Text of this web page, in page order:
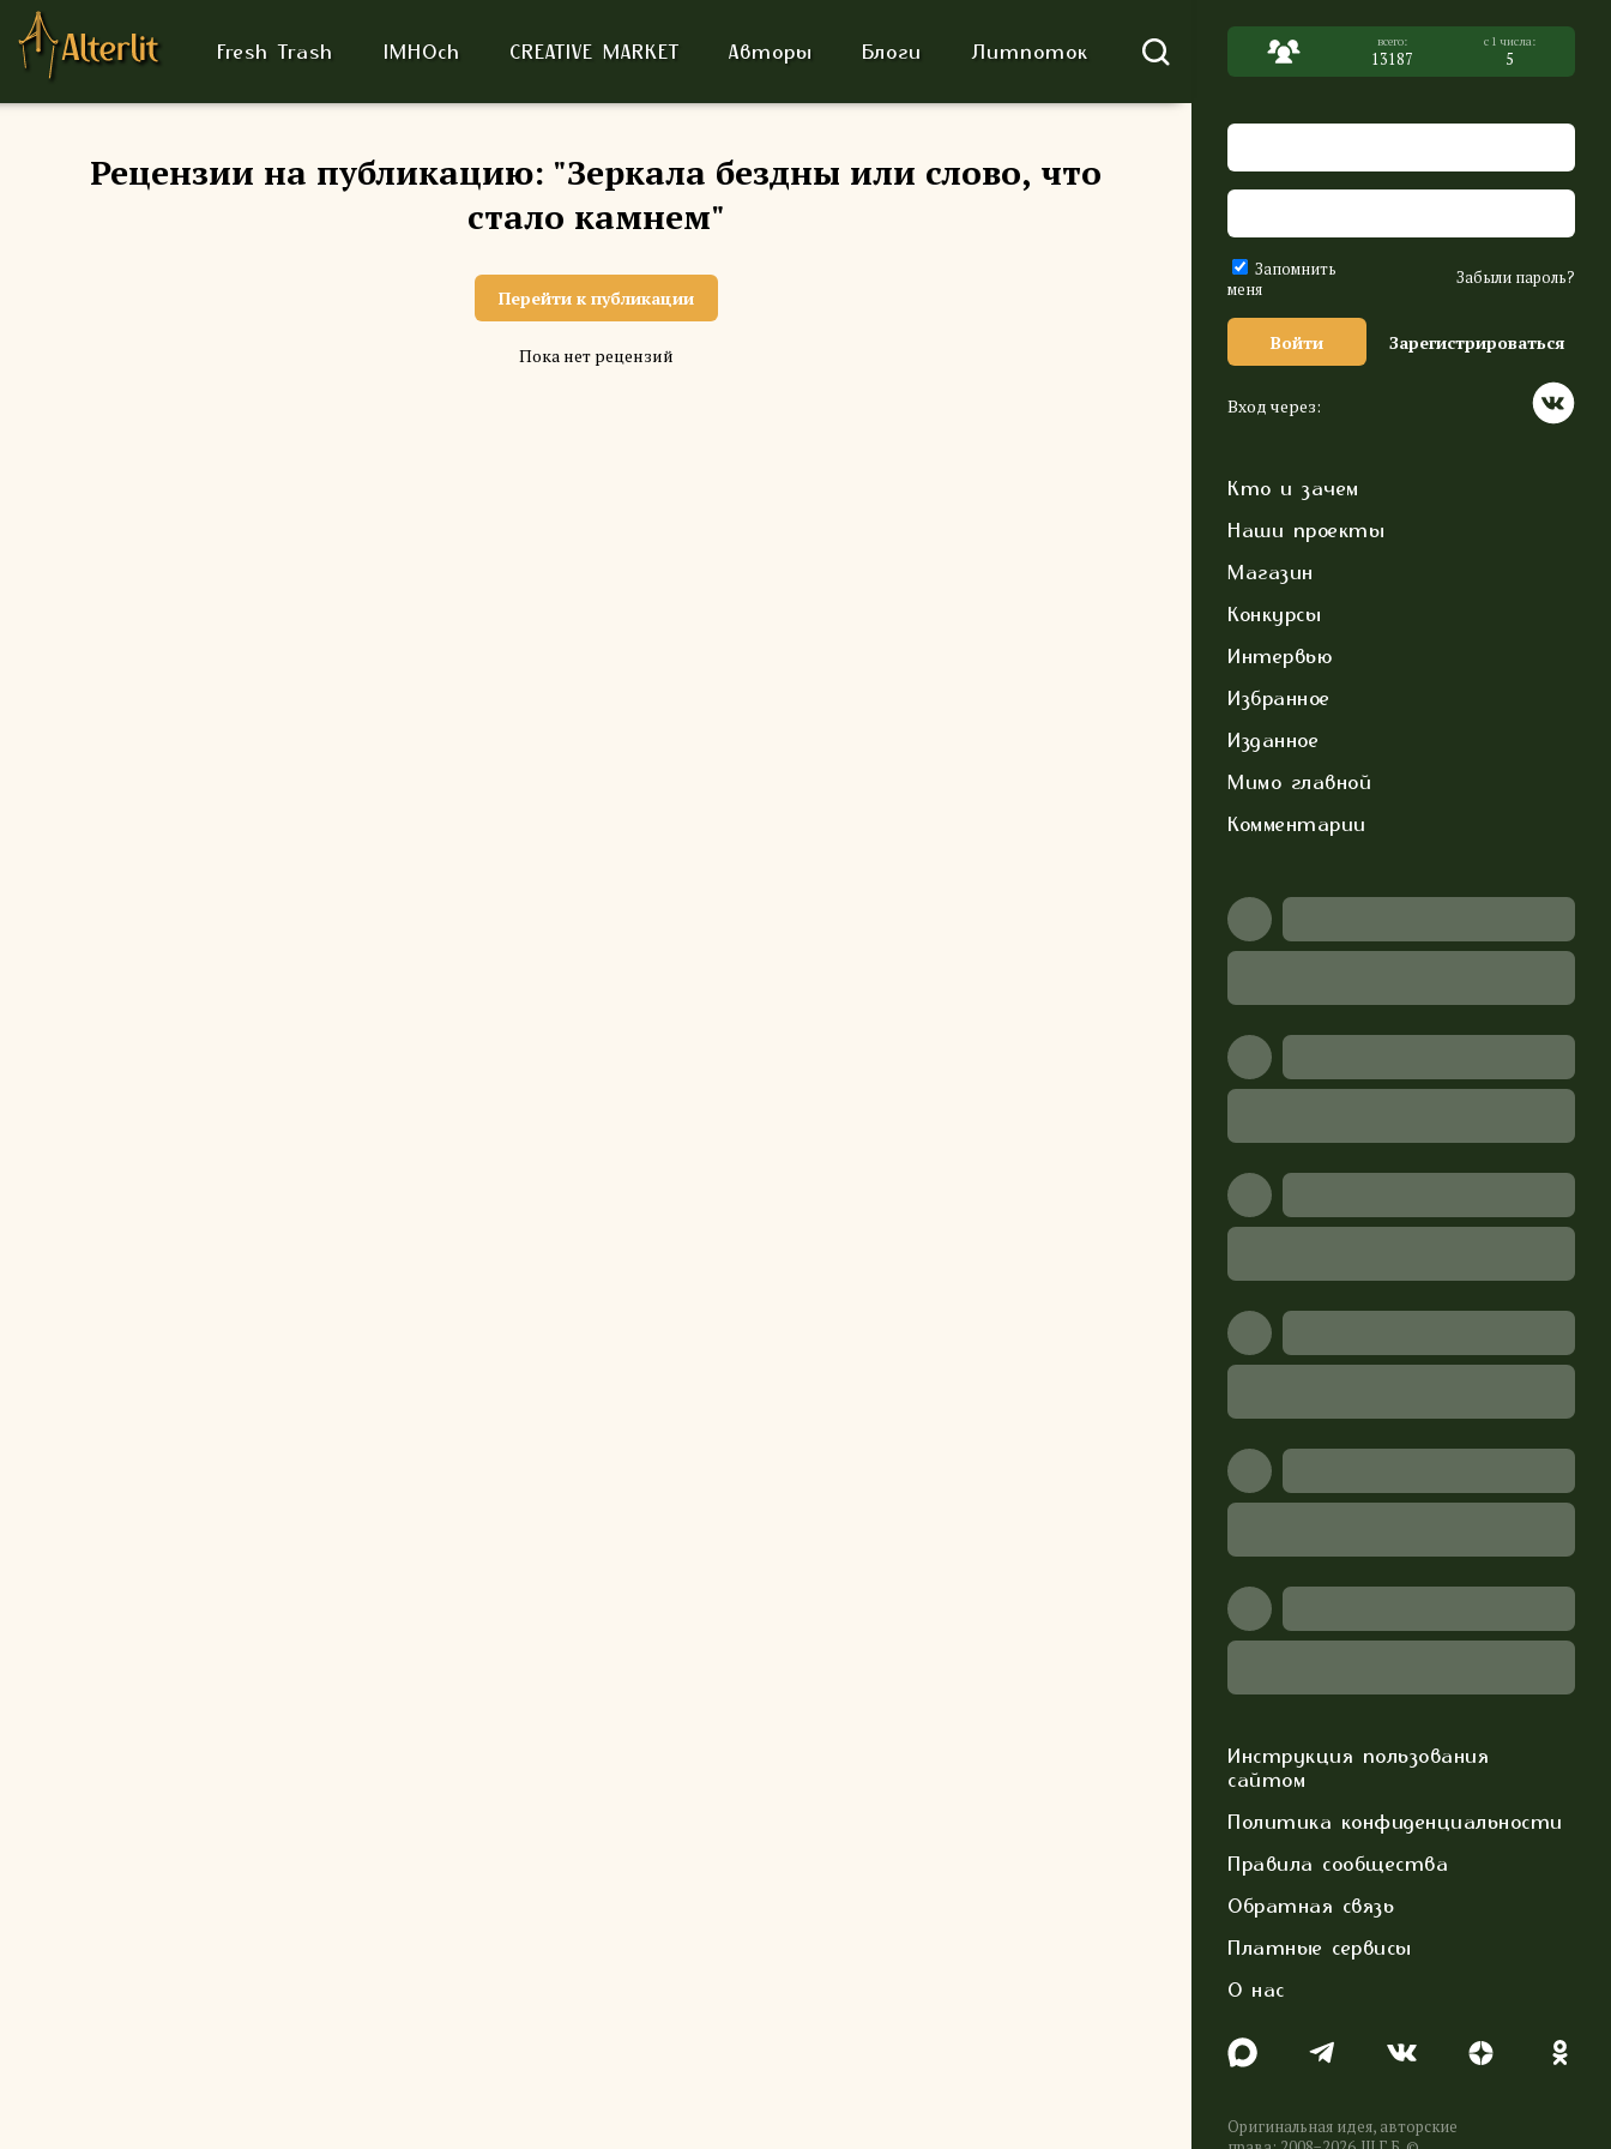
13187 5
Запомнить
меня
Забыли пароль?
Войти Зарегистрироваться
Вход через:
Кто и зачем
Наши проекты
Магазин
Конкурсы
Интервью
Избранное
Изданное
Мимо главной
Комментарии
Инструкция пользования
сайтом
Политика конфиденциальности
Правила сообщества
Обратная связь
Платные сервисы
О нас
Оригинальная идея, авторские
Fresh Trash IMHOch CREATIVE MARKET Авторы Блоги Литпоток
Рецензии на публикацию: "Зеркала бездны или слово, что
стало камнем"
Перейти к публикации
Пока нет рецензий